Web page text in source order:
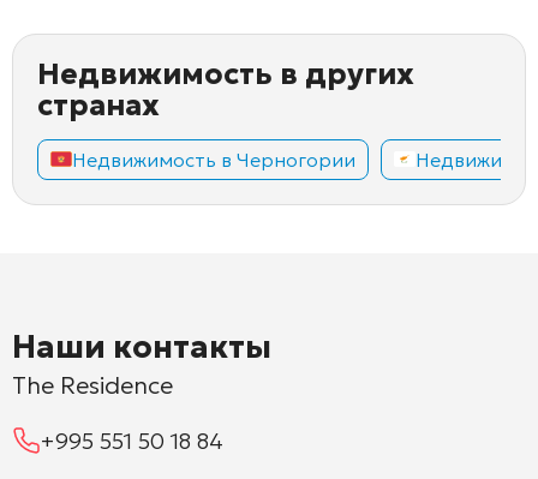
Недвижимость в других
странах
Недвижимость в Черногории
Наши контакты
The Residence
+995 551 50 18 84